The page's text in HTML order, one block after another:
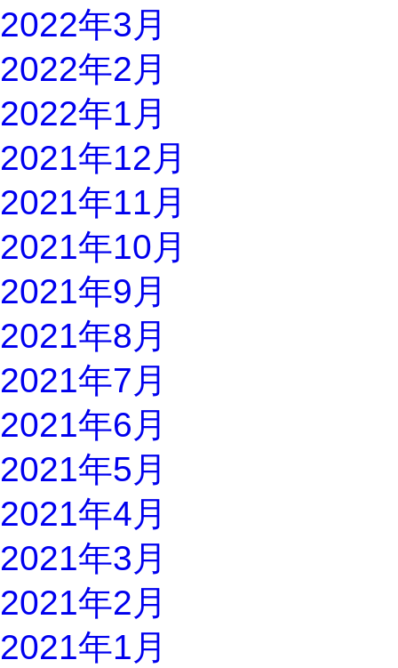
2022年3月
2022年2月
2022年1月
2021年12月
2021年11月
2021年10月
2021年9月
2021年8月
2021年7月
2021年6月
2021年5月
2021年4月
2021年3月
2021年2月
2021年1月